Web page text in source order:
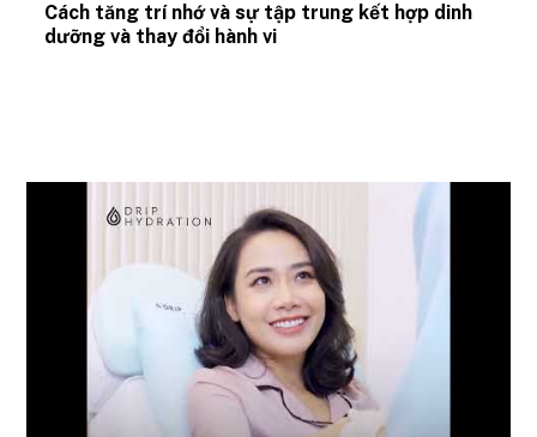
Cách tăng trí nhớ và sự tập trung kết hợp dinh
dưỡng và thay đổi hành vi